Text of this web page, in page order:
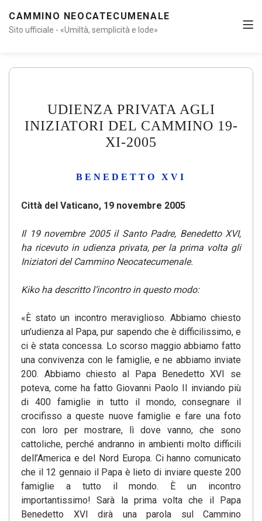
CAMMINO NEOCATECUMENALE
Sito ufficiale - «Umiltà, semplicità e lode»
UDIENZA PRIVATA AGLI
INIZIATORI DEL CAMMINO 19-
XI-2005
BENEDETTO XVI
Città del Vaticano, 19 novembre 2005
Il 19 novembre 2005 il Santo Padre, Benedetto XVI,
ha ricevuto in udienza privata, per la prima volta gli
Iniziatori del Cammino Neocatecumenale.
Kiko ha descritto l’incontro in questo modo:
«È stato un incontro meraviglioso. Abbiamo chiesto
un’udienza al Papa, pur sapendo che è difficilissimo, e
ci è stata concessa. Lo scorso maggio abbiamo fatto
una convivenza con le famiglie, e ne abbiamo inviate
200. Abbiamo chiesto al Papa Benedetto XVI se
poteva, come ha fatto Giovanni Paolo II inviando più
di 400 famiglie in tutto il mondo, consegnare il
crocifisso a queste nuove famiglie e fare una foto
con loro per mostrare, lì dove vanno, che sono
cattoliche, perché andranno in ambienti molto difficili
dell’America e del Nord Europa. Ci hanno comunicato
che il 12 gennaio il Papa è lieto di inviare queste 200
famiglie a tutto il mondo. È un incontro
importantissimo! Sarà la prima volta che il Papa
Benedetto XVI dirà una parola sul Cammino